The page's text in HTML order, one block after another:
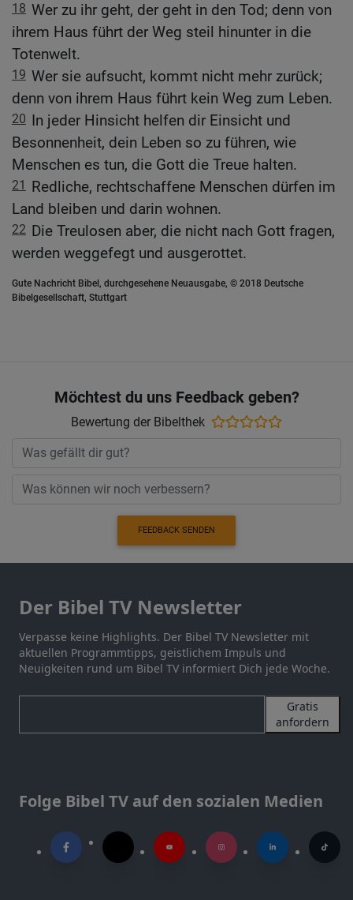
18 Wer zu ihr geht, der geht in den Tod; denn von
ihrem Haus führt der Weg steil hinunter in die
Totenwelt.
19 Wer sie aufsucht, kommt nicht mehr zurück;
denn von ihrem Haus führt kein Weg zum Leben.
20 In jeder Hinsicht helfen dir Einsicht und
Besonnenheit, dein Leben so zu führen, wie
Menschen es tun, die Gott die Treue halten.
21
Redliche, rechtschaffene Menschen dürfen im
Land bleiben und darin wohnen.
22 Die Treulosen aber, die nicht nach Gott fragen,
werden weggefegt und ausgerottet.
Gute Nachricht Bibel, durchgesehene Neuausgabe, © 2018 Deutsche
Bibelgesellschaft, Stuttgart
Möchtest du uns Feedback geben?
Bewertung der Bibelthek
FEEDBACK SENDEN
Der Bibel TV Newsletter
Verpasse keine Highlights. Der Bibel TV Newsletter mit
aktuellen Programmtipps, geistlichem Impuls und
Neuigkeiten rund um Bibel TV informiert Dich jede Woche.
Gratis
anfordern
Folge Bibel TV auf den sozialen Medien